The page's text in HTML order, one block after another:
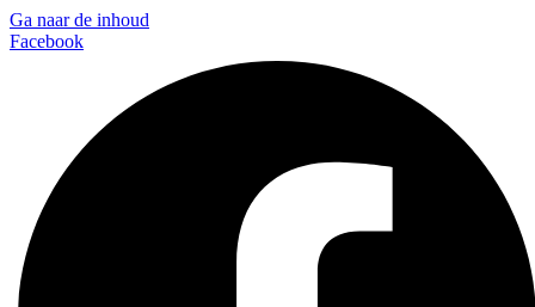
Ga naar de inhoud
Facebook